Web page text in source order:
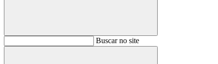
BuscarBuscar no site